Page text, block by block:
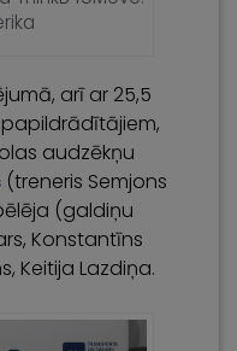
arī ar 25,5
audzēkņu
(treneris Semjons
(galdiņu
Konstantīns
Keitija Lazdiņa.